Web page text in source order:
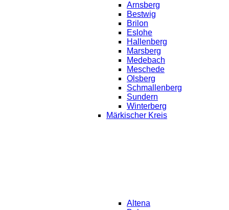
Arnsberg
Bestwig
Brilon
Eslohe
Hallenberg
Marsberg
Medebach
Meschede
Olsberg
Schmallenberg
Sundern
Winterberg
Märkischer Kreis
Altena